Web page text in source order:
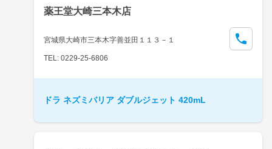
取扱店検索はこちら
薬王堂大崎三本木店
宮城県大崎市三本木字善並田１１３－１
TEL: 0229-25-6806
ドラ ネズミバリア ダブルジェット 420mL